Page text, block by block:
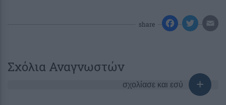
share
Σχόλια Αναγνωστών
σχολίασε και εσύ